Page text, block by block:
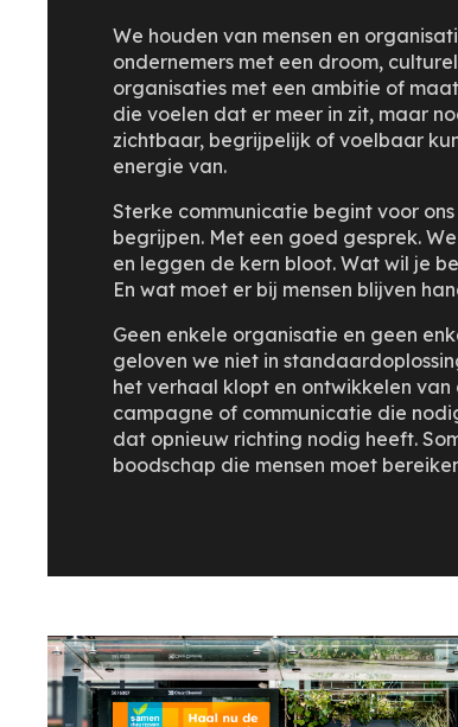
We houden van mensen en
ondernemers met een droom,
organisaties met een ambitie of
die voelen dat er meer in zit, maar
zichtbaar, begrijpelijk of voelbaar
energie van.
Sterke communicatie begint voor
begrijpen. Met een goed gesprek.
en leggen de kern bloot. Wat wil je
En wat moet er bij mensen blijven
Geen enkele organisatie en geen
geloven we niet in
het verhaal klopt en ontwikkelen
campagne of communicatie die
dat opnieuw richting nodig heeft.
boodschap die mensen moet